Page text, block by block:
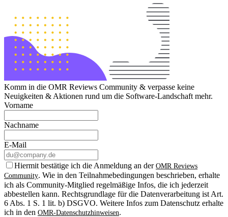
Komm in die OMR Reviews Community & verpasse keine
Neuigkeiten & Aktionen rund um die Software-Landschaft mehr.
Vorname
Nachname
E-Mail
Hiermit bestätige ich die Anmeldung an der OMR Reviews
Community. Wie in den Teilnahmebedingungen beschrieben, erhalte
ich als Community-Mitglied regelmäßige Infos, die ich jederzeit
abbestellen kann. Rechtsgrundlage für die Datenverarbeitung ist Art.
6 Abs. 1 S. 1 lit. b) DSGVO. Weitere Infos zum Datenschutz erhalte
ich in den OMR-Datenschutzhinweisen.